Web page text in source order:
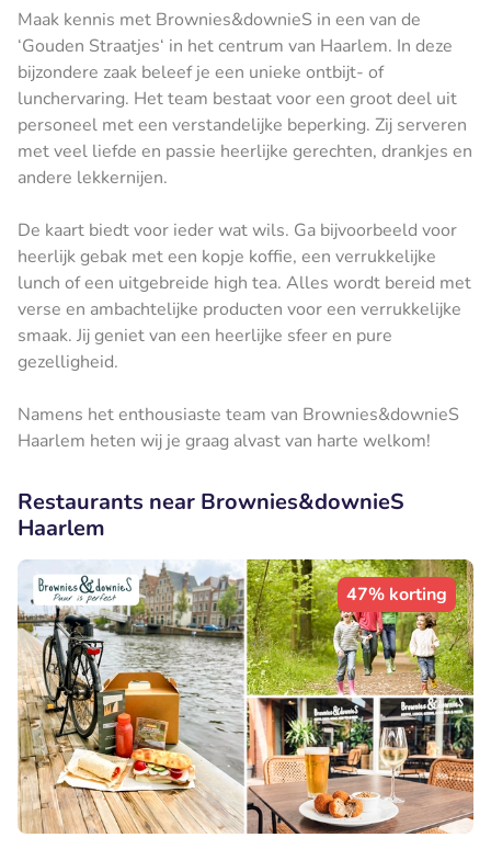
Maak kennis met Brownies&downieS in een van de
‘Gouden Straatjes‘ in het centrum van Haarlem. In deze
bijzondere zaak beleef je een unieke ontbijt- of
lunchervaring. Het team bestaat voor een groot deel uit
personeel met een verstandelijke beperking. Zij serveren
met veel liefde en passie heerlijke gerechten, drankjes en
andere lekkernijen.
De kaart biedt voor ieder wat wils. Ga bijvoorbeeld voor
heerlijk gebak met een kopje koffie, een verrukkelijke
lunch of een uitgebreide high tea. Alles wordt bereid met
verse en ambachtelijke producten voor een verrukkelijke
smaak. Jij geniet van een heerlijke sfeer en pure
gezelligheid.
Namens het enthousiaste team van Brownies&downieS
Haarlem heten wij je graag alvast van harte welkom!
Restaurants near Brownies&downieS
Haarlem
47% korting